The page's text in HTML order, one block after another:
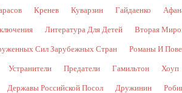
Кренев Куварзин Гайдаенко
Литература Для Детей Вторая
Сил Зарубежных Стран Романы И
Устранители Предатели Гамильтон Хоуп
Державы Российской Посол Дружинин